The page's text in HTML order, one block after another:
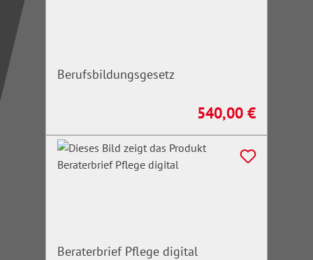
Berufsbildungsgesetz
Regulärer Preis:
540,00 €
Beraterbrief Pflege digital